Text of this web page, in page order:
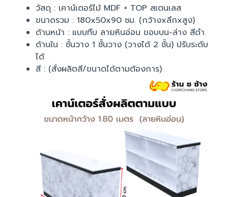
วัสดุ : เคาน์เตอร์ไม้ MDF + TOP สเตนเลส
ขนาดรวม : 180x50x90 ซม. (กว้างxลึกxสูง)
ด้านหน้า : แบบทึบ ลายหินอ่อน ขอบบน-ล่าง สีดำ
ด้านใน : ชั้นวาง 1 ชั้นวาง (วางได้ 2 ชั้น) ปรับระดับ
ได้
สี : (สั่งผลิตสี/ขนาดได้ตามต้องการ)